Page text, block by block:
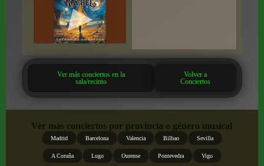
Ver más conciertos en la
sala/recinto
Volver a
Conciertos
Ver más conciertos por provincia o género musical
Madrid Barcelona Valencia Bilbao Sevilla
A Coruña Lugo Ourense Pontevedra Vigo